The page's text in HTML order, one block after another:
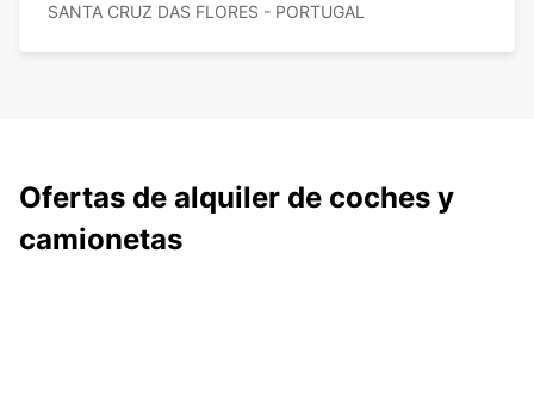
SANTA CRUZ DAS FLORES - PORTUGAL
Ofertas de alquiler de coches y
camionetas